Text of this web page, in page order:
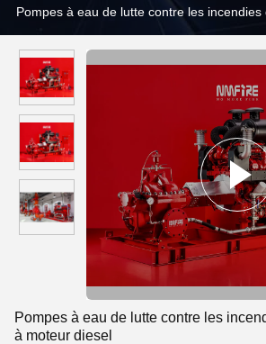
Pompes à eau de lutte contre les incendies
Pompes à eau de lutte contre les
à moteur diesel